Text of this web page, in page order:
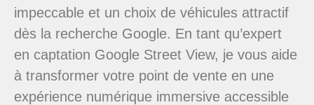
impeccable et un choix de véhicules attractif
dès la recherche Google. En tant qu’expert
en captation Google Street View, je vous aide
à transformer votre point de vente en une
expérience numérique immersive accessible